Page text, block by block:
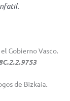
Gobierno Vasco.
de Bizkaia.